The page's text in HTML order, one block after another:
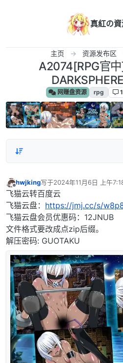
真紅の
主页 资源发布区
A2074[RPG官
网赚盘资源 rpg 1
离线
hwjking写于2024年11月6日 上午
最后由 编辑
飞猫云转百度云
飞猫云盘： https://jmj.cc/s/
飞猫云盘会员优惠码：12JNUB
文件格式要改成点zip后缀。
解压密码: GUOTAKU